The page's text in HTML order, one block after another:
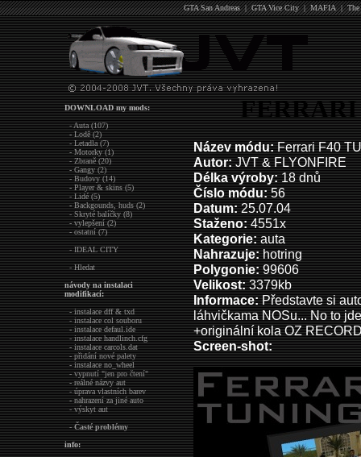
GTA San Andreas|GTA Vice City|MAFIA|
DOWNLOAD my mods:
- Auta (107)
- Lodě (2)
- Letadla (7)
- Motorky (1)
- Zbraně (20)
- Gangy (2)
- Budovy (14)
- Player & skins (5)
- Lidé (5)
- Backgounds, huds (2)
- Skryté balíčky (8)
- vylepšení (2)
- ostatní (7)
- IDEAL CITY
- Hledat
návody na instalaci
modifikací:
- instalace dff & txd
- instalace col souboru
- instalace defaul.ide
- instalace handlinch.cfg
- instalace carcols.dat
- přidání nové palety
- instalace no_wheel
- vypnutí "jen pro čtení"
- reálné názvy aut
- úprava vlastních barev
- nahrazení za jiné auto
- výskyt aut
-Časté problémy
info:
FERRARI
Název módu:Ferrari F40
Autor:JVT & FLYONFIRE
Délka výroby:18 dnů
Číslo módu:56
Datum:25.07.04
Staženo:4551x
Kategorie: auta
Nahrazuje:hotring
Polygonie:99606
Velikost:3379kb
Informace:Představte si
láhvičkama NOSu... No to
+originální kola OZ
Screen-shot: